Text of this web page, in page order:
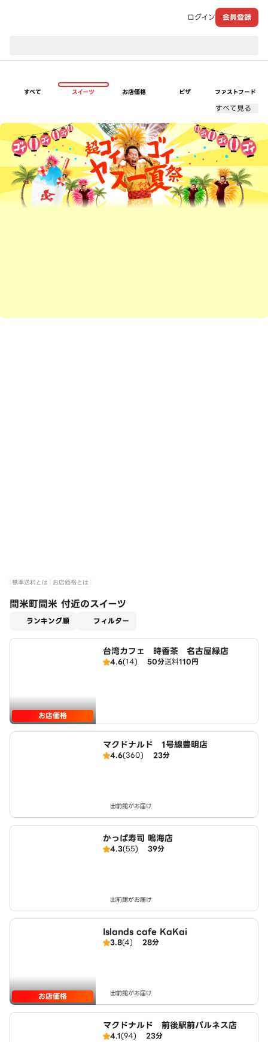
ログイン 会員登録
すべて スイーツ お店価格 ピザ ファストフード
すべて見る
超ゴイゴイヤスー夏祭
標準送料とは お店価格とは
間米町間米 付近のスイーツ
ランキング順 フィルター
お店価格
台湾カフェ 時香茶 名古屋緑店
4.6(14) 50分送料110円
マクドナルド 1号線豊明店
4.6(360) 23分
出前館がお届け
かっぱ寿司 鳴海店
4.3(55) 39分
出前館がお届け
お店価格
Islands cafe KaKai
3.8(4) 28分
出前館がお届け
マクドナルド 前後駅前パルネス店
4.1(94) 23分